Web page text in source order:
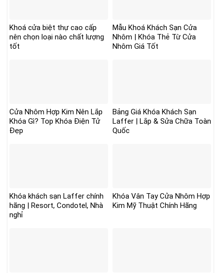
Khoá cửa biệt thự cao cấp
nên chọn loại nào chất lượng
tốt
Mẫu Khoá Khách Sạn Cửa
Nhôm | Khóa Thẻ Từ Cửa
Nhôm Giá Tốt
Cửa Nhôm Hợp Kim Nên Lắp
Khóa Gì? Top Khóa Điện Tử
Đẹp
Bảng Giá Khóa Khách Sạn
Laffer | Lắp & Sửa Chữa Toàn
Quốc
Khóa khách sạn Laffer chính
hãng | Resort, Condotel, Nhà
nghỉ
Khóa Vân Tay Cửa Nhôm Hợp
Kim Mỹ Thuật Chính Hãng